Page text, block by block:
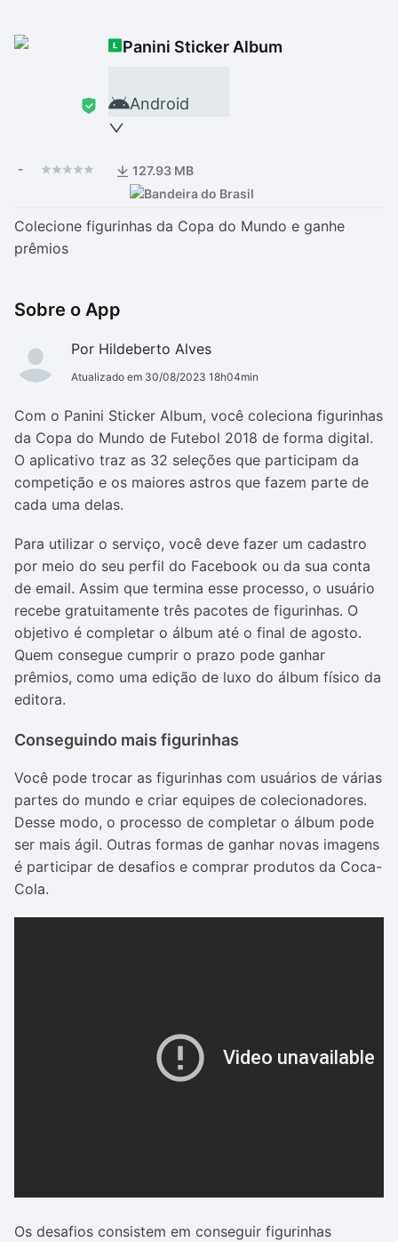
Panini Sticker Album
Android
- 127.93 MB
Colecione figurinhas da Copa do Mundo e ganhe
prêmios
Sobre o App
Por Hildeberto Alves
Atualizado em 30/08/2023 18h04min
Com o Panini Sticker Album, você coleciona figurinhas
da Copa do Mundo de Futebol 2018 de forma digital.
O aplicativo traz as 32 seleções que participam da
competição e os maiores astros que fazem parte de
cada uma delas.
Para utilizar o serviço, você deve fazer um cadastro
por meio do seu perfil do Facebook ou da sua conta
de email. Assim que termina esse processo, o usuário
recebe gratuitamente três pacotes de figurinhas. O
objetivo é completar o álbum até o final de agosto.
Quem consegue cumprir o prazo pode ganhar
prêmios, como uma edição de luxo do álbum físico da
editora.
Conseguindo mais figurinhas
Você pode trocar as figurinhas com usuários de várias
partes do mundo e criar equipes de colecionadores.
Desse modo, o processo de completar o álbum pode
ser mais ágil. Outras formas de ganhar novas imagens
é participar de desafios e comprar produtos da Coca-
Cola.
Os desafios consistem em conseguir figurinhas